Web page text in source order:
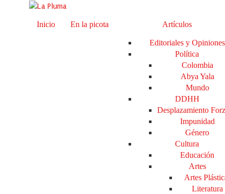
Inicio En la picota Artículos
Editoriales y Opiniones
Política
Colombia
Abya Yala
Mundo
DDHH
Desplazamiento
Impunidad
Género
Cultura
Educación
Artes
Artes
Literatura